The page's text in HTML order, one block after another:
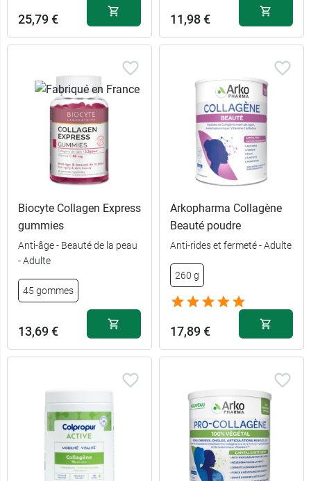
25,79 € 11,98 €
Biocyte Collagen Express
gummies
Anti-âge - Beauté de la peau
- Adulte
45 gommes
13,69 €
Arkopharma Collagène
Beauté poudre
Anti-rides et fermeté - Adulte
260 g
17,89 €